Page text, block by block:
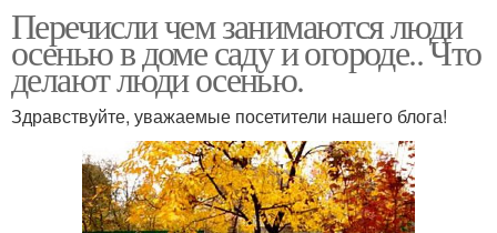
Перечисли чем занимаются люди
осенью в доме саду и огороде.. Что
делают люди осенью.
Здравствуйте, уважаемые посетители нашего блога!